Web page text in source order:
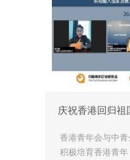
庆祝香港回归祖
香港青年会与中青
积极培育香港青